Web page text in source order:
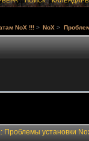
NoX !!! > NoX >
Проблемы установки